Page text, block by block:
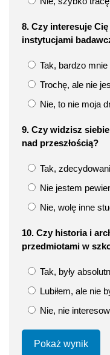
8. Czy interesuje
instytucjami
Tak, bardzo
Trochę, ale nie
Nie, to nie moja
9. Czy widzisz
nad przeszłością?
Tak,
Nie jestem
Nie, wolę inne
10. Czy historia i
przedmiotami w
Tak, były
Lubiłem, ale nie
Nie, nie
Pokaż wynik